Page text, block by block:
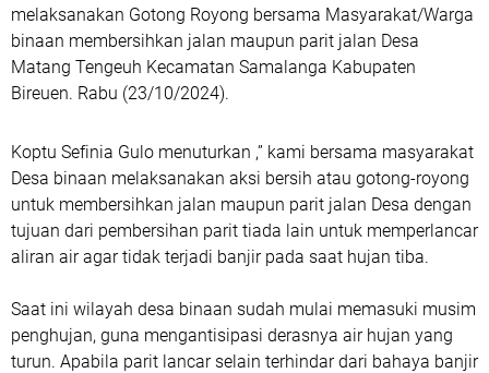
melaksanakan Gotong Royong bersama Masyarakat/Warga
binaan membersihkan jalan maupun parit jalan Desa
Matang Tengeuh Kecamatan Samalanga Kabupaten
Bireuen. Rabu (23/10/2024).
Koptu Sefinia Gulo menuturkan ,” kami bersama masyarakat
Desa binaan melaksanakan aksi bersih atau gotong-royong
untuk membersihkan jalan maupun parit jalan Desa dengan
tujuan dari pembersihan parit tiada lain untuk memperlancar
aliran air agar tidak terjadi banjir pada saat hujan tiba.
Saat ini wilayah desa binaan sudah mulai memasuki musim
penghujan, guna mengantisipasi derasnya air hujan yang
turun. Apabila parit lancar selain terhindar dari bahaya banjir